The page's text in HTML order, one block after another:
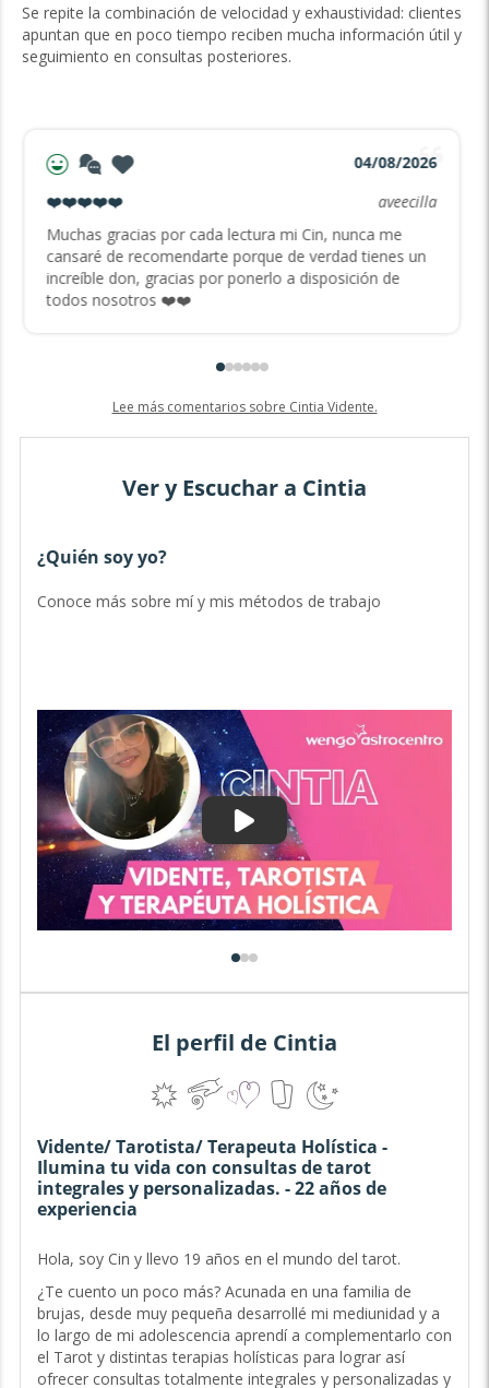
Se repite la combinación de velocidad y exhaustividad: clientes
apuntan que en poco tiempo reciben mucha información útil y
seguimiento en consultas posteriores.
04/08/2026
❤️❤️❤️❤️❤️
aveecilla
Muchas gracias por cada lectura mi Cin, nunca me
cansaré de recomendarte porque de verdad tienes un
increíble don, gracias por ponerlo a disposición de
todos nosotros ❤️❤️
Lee más comentarios sobre Cintia Vidente.
Ver y Escuchar a Cintia
¿Quién soy yo?
Conoce más sobre mí y mis métodos de trabajo
El perfil de Cintia
Vidente/ Tarotista/ Terapeuta Holística -
Ilumina tu vida con consultas de tarot
integrales y personalizadas. - 22 años de
experiencia
Hola, soy Cin y llevo 19 años en el mundo del tarot.
¿Te cuento un poco más? Acunada en una familia de
brujas, desde muy pequeña desarrollé mi mediunidad y a
lo largo de mi adolescencia aprendí a complementarlo con
el Tarot y distintas terapias holísticas para lograr así
ofrecer consultas totalmente integrales y personalizadas y